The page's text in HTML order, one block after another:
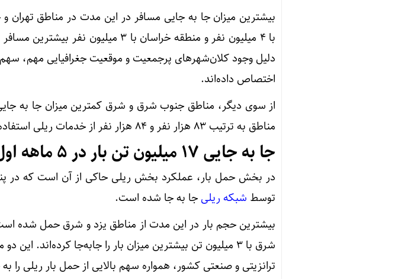
بیشترین میزان جا به جایی مسافر در این مدت در مناطق
با ۴ میلیون نفر و منطقه خراسان با ۳
دلیل وجود کلان‌شهرهای پرجمعیت و موقعیت جغرافیایی مهم،
اختصاص داده‌اند.
از سوی دیگر، مناطق جنوب شرق و شرق کمترین میزان جا به
مناطق به ترتیب ۸۳ هزار نفر و ۸۴ هزار نفر از خدمات ریلی استفاده کرده اند.
جا به جایی ۱۷ میلیون تن بار در ۵ ماهه اول امسال
توسط شبکه ریلی جا به جا شده است.
شرق با ۳ میلیون تن بیشترین میزان بار را جابه‌جا کرده‌اند.
ترانزیتی و صنعتی کشور، همواره سهم بالایی از حمل بار ریلی